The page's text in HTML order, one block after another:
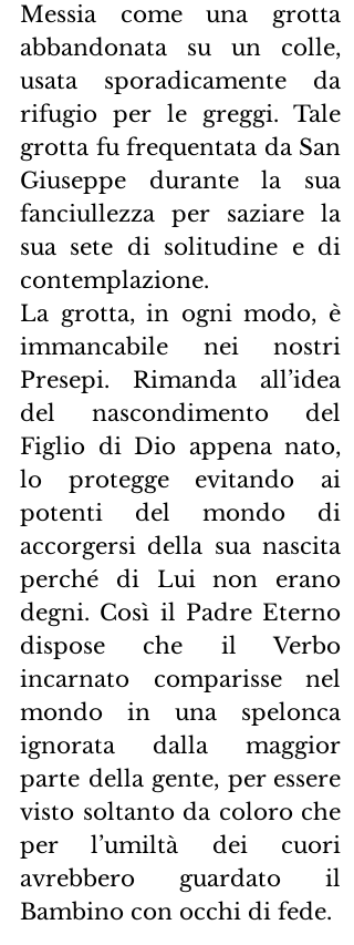
Messia come una grotta
abbandonata su un colle,
usata sporadicamente da
rifugio per le greggi. Tale
grotta fu frequentata da San
Giuseppe durante la sua
fanciullezza per saziare la
sua sete di solitudine e di
contemplazione.
La grotta, in ogni modo, è
immancabile nei nostri
Presepi. Rimanda all’idea
del nascondimento del
Figlio di Dio appena nato,
lo protegge evitando ai
potenti del mondo di
accorgersi della sua nascita
perché di Lui non erano
degni. Così il Padre Eterno
dispose che il Verbo
incarnato comparisse nel
mondo in una spelonca
ignorata dalla maggior
parte della gente, per essere
visto soltanto da coloro che
per l’umiltà dei cuori
avrebbero guardato il
Bambino con occhi di fede.